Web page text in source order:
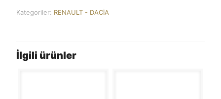
Kategoriler: RENAULT - DACİA
İlgili ürünler